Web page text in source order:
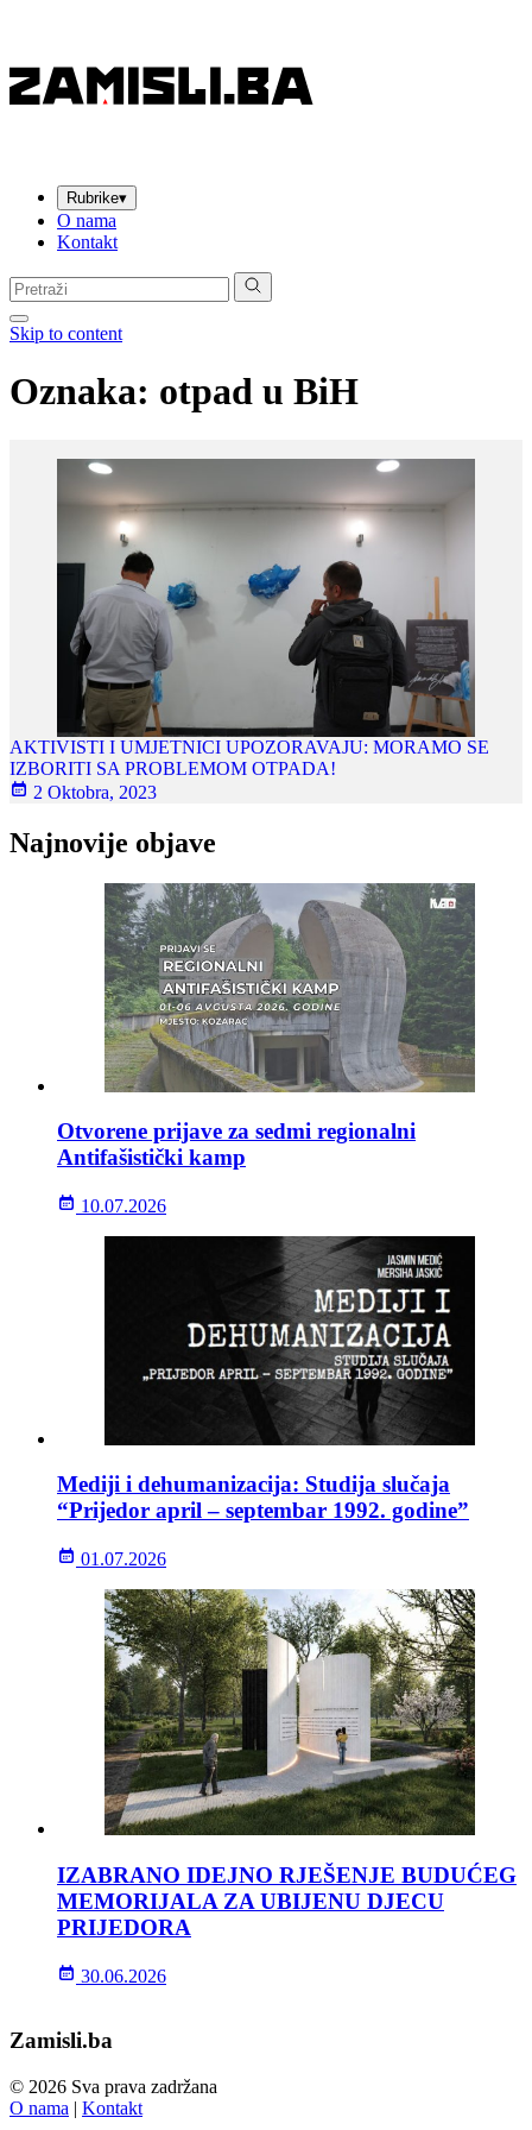
Rubrike▾
O nama
Kontakt
Pretraga:
Skip to content
Oznaka: otpad u BiH
AKTIVISTI I UMJETNICI UPOZORAVAJU: MORAMO SE
IZBORITI SA PROBLEMOM OTPADA!
2 Oktobra, 2023
Najnovije objave
Otvorene prijave za sedmi regionalni
Antifašistički kamp
10.07.2026
Mediji i dehumanizacija: Studija slučaja
“Prijedor april – septembar 1992. godine”
01.07.2026
IZABRANO IDEJNO RJEŠENJE BUDUĆEG
MEMORIJALA ZA UBIJENU DJECU
PRIJEDORA
30.06.2026
Zamisli.ba
© 2026 Sva prava zadržana
O nama | Kontakt